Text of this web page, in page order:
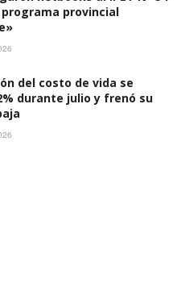
provincial
del costo de vida se
durante julio y frenó su